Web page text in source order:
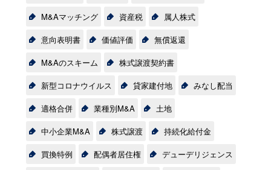
M&Aマッチング
資産税
属人株式
意向表明書
価値評価
無償返還
M&Aのスキーム
株式譲渡契約書
新型コロナウイルス
貸家建付地
みなし配当
適格合併
業種別M&A
土地
中小企業M&A
株式譲渡
持続化給付金
買換特例
配偶者居住権
デューデリジェンス